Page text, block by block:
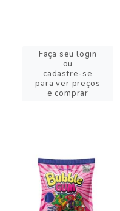
Faça seu login
ou
cadastre-se
para ver preços
e comprar